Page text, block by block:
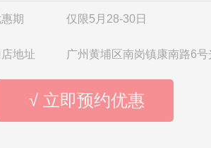
期 仅限5月28-30日
地址 广州黄埔区南岗镇康南路6
√ 立即预约优惠